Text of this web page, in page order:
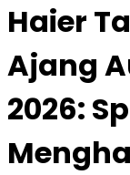
Haier
Ajang
2026: